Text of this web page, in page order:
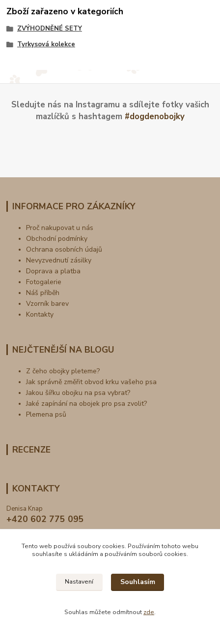
Zboží zařazeno v kategoriích
ZVÝHODNĚNÉ SETY
Tyrkysová kolekce
Sledujte nás na Instagramu a sdílejte fotky vašich
mazlíčků s hashtagem #dogdenobojky
INFORMACE PRO ZÁKAZNÍKY
Proč nakupovat u nás
Obchodní podmínky
Ochrana osobních údajů
Nevyzvednutí zásilky
Doprava a platba
Fotogalerie
Náš příběh
Vzorník barev
Kontakty
NEJČTENĚJŠÍ NA BLOGU
Z čeho obojky pleteme?
Jak správně změřit obvod krku vašeho psa
Jakou šířku obojku na psa vybrat?
Jaké zapínání na obojek pro psa zvolit?
Plemena psů
RECENZE
KONTAKTY
Denisa Knap
+420 602 775 095
2024 © DogDen.cz, všechna práva vyhrazena
Tento web používá soubory cookies. Používáním tohoto webu
souhlasíte s ukládáním a používáním souborů cookies.
Nastavení Souhlasím
Souhlas můžete odmítnout zde.